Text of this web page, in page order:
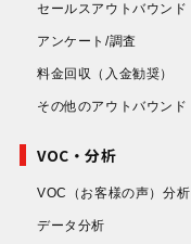
セールスアウトバウンド
アンケート/調査
料金回収 （入金勧奨）
その他のアウトバウンド
VOC・分析
VOC（お客様の声）分析
データ分析